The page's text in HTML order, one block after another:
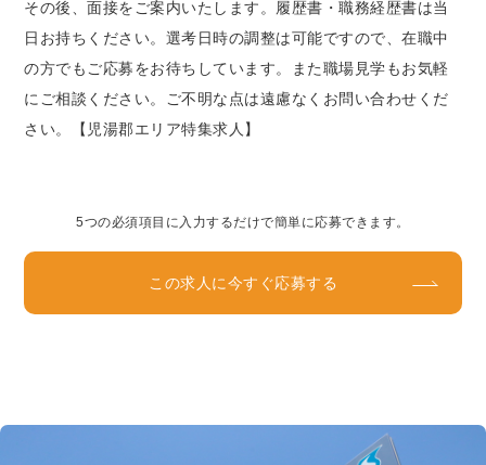
その後、面接をご案内いたします。履歴書・職務経歴書は当
日お持ちください。選考日時の調整は可能ですので、在職中
の方でもご応募をお待ちしています。また職場見学もお気軽
にご相談ください。ご不明な点は遠慮なくお問い合わせくだ
さい。【児湯郡エリア特集求人】
5つの必須項目に入力するだけで簡単に応募できます。
この求人に今すぐ応募する